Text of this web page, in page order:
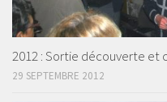
2012 : Sortie découverte et
29 SEPTEMBRE 2012